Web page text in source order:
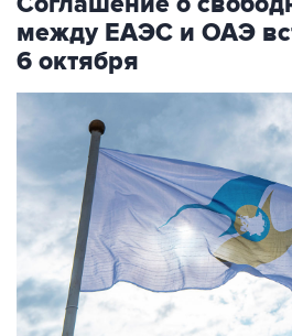
между ЕАЭС и ОАЭ
6 октября